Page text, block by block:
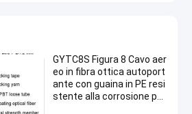
GYTC8S Figura 8 Cavo aer
eo in fibra ottica autoport
ante con guaina in PE resi
stente alla corrosione per